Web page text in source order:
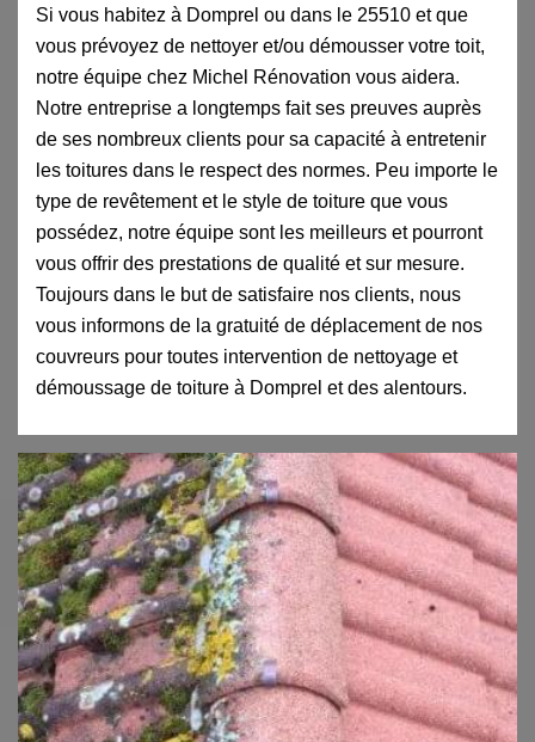
Si vous habitez à Domprel ou dans le 25510 et que
vous prévoyez de nettoyer et/ou démousser votre toit,
notre équipe chez Michel Rénovation vous aidera.
Notre entreprise a longtemps fait ses preuves auprès
de ses nombreux clients pour sa capacité à entretenir
les toitures dans le respect des normes. Peu importe le
type de revêtement et le style de toiture que vous
possédez, notre équipe sont les meilleurs et pourront
vous offrir des prestations de qualité et sur mesure.
Toujours dans le but de satisfaire nos clients, nous
vous informons de la gratuité de déplacement de nos
couvreurs pour toutes intervention de nettoyage et
démoussage de toiture à Domprel et des alentours.